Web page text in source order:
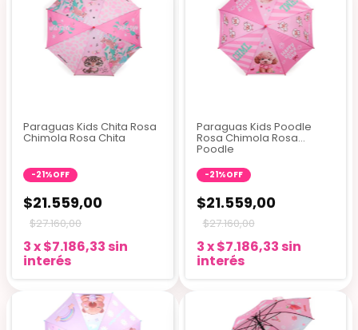
Paraguas Kids Chita Rosa
Chimola Rosa Chita
-21%OFF
$21.559,00
$27.160,00
3x$7.186,33 sin
interés
Paraguas Kids Poodle
Rosa Chimola Rosa
Poodle
-21%OFF
$21.559,00
$27.160,00
3x$7.186,33 sin
interés